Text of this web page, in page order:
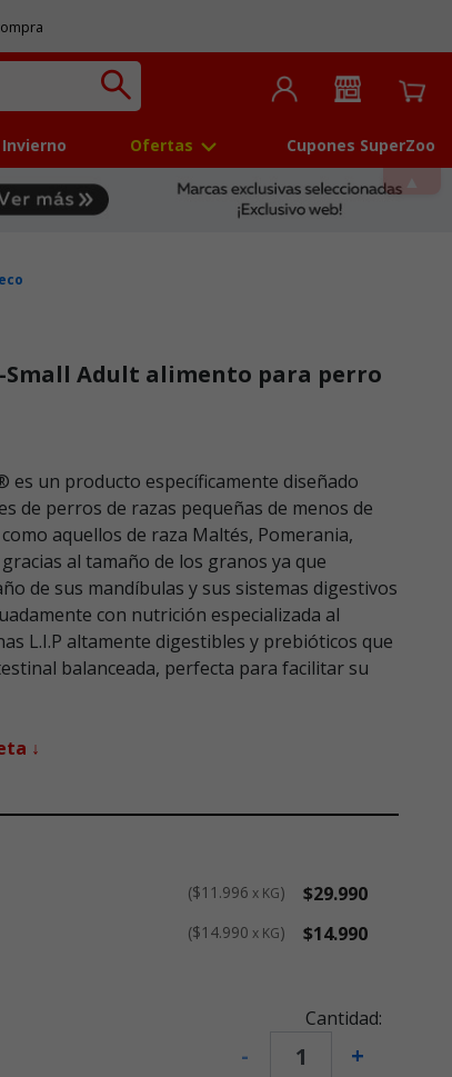
Invierno Ofertas Cupones SuperZoo
Small Adult alimento para perro
es un producto específicamente diseñado
de perros de razas pequeñas de menos de
aquellos de raza Maltés, Pomerania,
al tamaño de los granos ya que
de sus mandíbulas y sus sistemas digestivos
con nutrición especializada al
L.I.P altamente digestibles y prebióticos que
balanceada, perfecta para facilitar su
↓
$11.996 x KG
$29.990
$14.990 x KG $14.990
Cantidad:
- +